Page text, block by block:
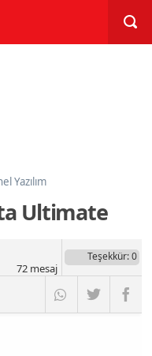
Yazılım
Ultimate
Teşekkür: 0
72mesaj